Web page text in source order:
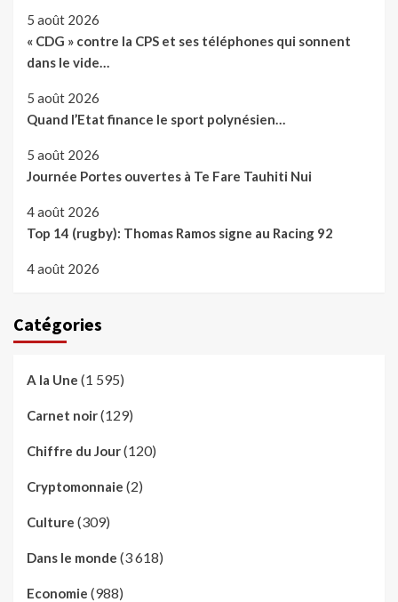
5 août 2026
« CDG » contre la CPS et ses téléphones qui sonnent
dans le vide…
5 août 2026
Quand l’Etat finance le sport polynésien…
5 août 2026
Journée Portes ouvertes à Te Fare Tauhiti Nui
4 août 2026
Top 14 (rugby): Thomas Ramos signe au Racing 92
4 août 2026
Catégories
A la Une (1 595)
Carnet noir(129)
Chiffre du Jour(120)
Cryptomonnaie (2)
Culture (309)
Dans le monde (3 618)
Economie (988)